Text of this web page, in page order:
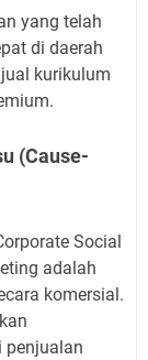
yang telah
di daerah
kurikulum
(Cause-
Social
adalah
komersial.
penjualan